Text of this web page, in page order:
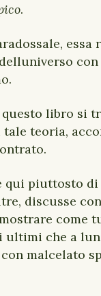
.
essa
libro si
teoria,
qui piuttosto di
discusse
come
che a
malcelato